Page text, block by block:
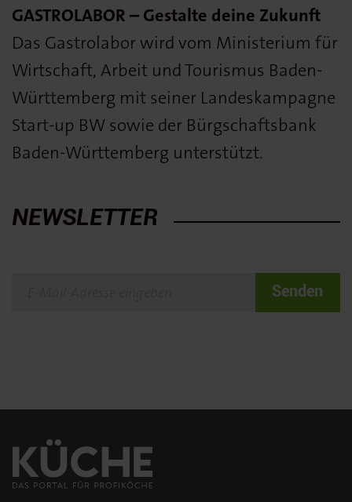
GASTROLABOR ­– Gestalte deine Zukunft
Das Gastrolabor wird vom Ministerium für
Wirtschaft, Arbeit und Tourismus Baden-
Württemberg mit seiner Landeskampagne
Start-up BW sowie der Bürgschaftsbank
Baden-Württemberg unterstützt.
NEWSLETTER
Senden